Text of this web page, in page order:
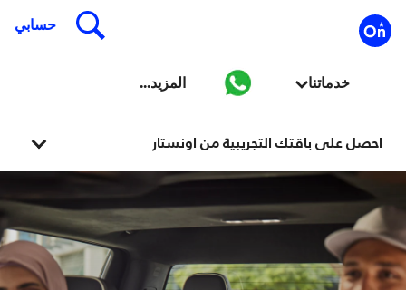
احصل على باقتك التجريبية من اونستار